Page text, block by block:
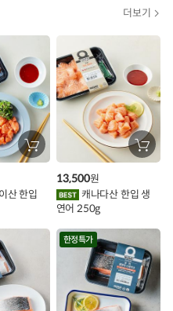
더보기
장
바
에
담
장
바
에
담
연어 250g
13,500원
한정특가